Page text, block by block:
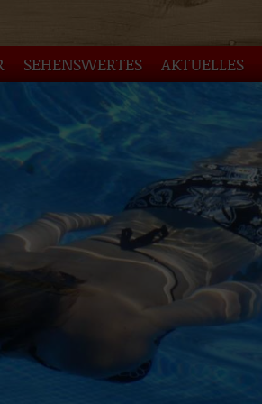
SEHENSWERTES AKTUELLES